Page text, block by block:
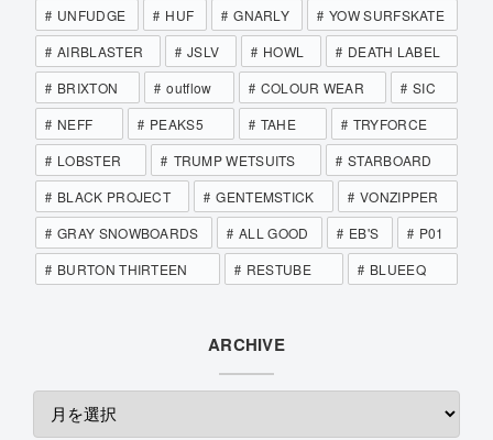
UNFUDGE
HUF GNARLY
YOW SURFSKATE
AIRBLASTER
JSLV HOWL
DEATH LABEL
BRIXTON
outflow COLOUR WEAR
SIC
NEFF
PEAKS5 TAHE
TRYFORCE
LOBSTER
TRUMP WETSUITS
STARBOARD
BLACK PROJECT
GENTEMSTICK
VONZIPPER
GRAY SNOWBOARDS
ALL GOOD EB'S
P01
BURTON THIRTEEN
RESTUBE BLUEEQ
ARCHIVE